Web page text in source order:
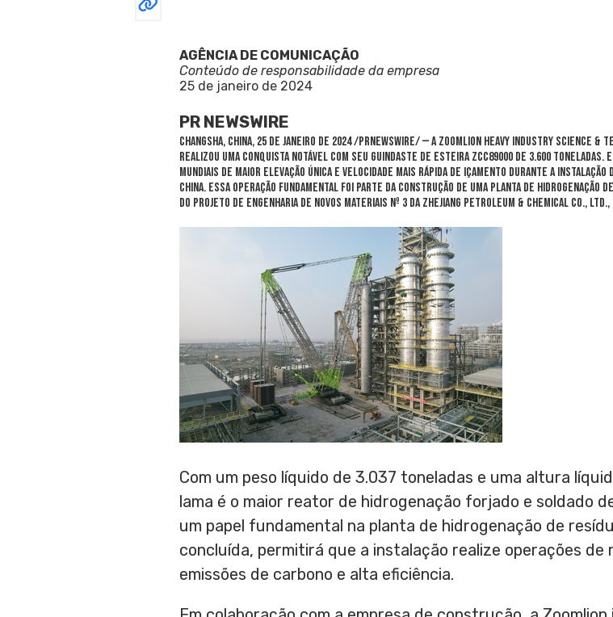
AGÊNCIA DE COMUNICAÇÃO
Conteúdo de responsabilidade da empresa
25 de janeiro de 2024
PR NEWSWIRE
CHANGSHA, China, 25 de janeiro de 2024/PRNewswire/ — A Zoomlion Heavy Industry Science &
realizou uma conquista notável com seu guindaste de esteira ZCC89000 de 3.600
mundiais de maior elevação única e velocidade mais rápida de içamento durante a
China. Essa operação fundamental foi parte da construção de uma planta de hidrogenação
do Projeto de Engenharia de Novos Materiais Nº 3 da Zhejiang Petroleum & Chemical Co.,
Com um peso líquido de 3.037 toneladas e uma altura
lama é o maior reator de hidrogenação forjado e soldado
um papel fundamental na planta de hidrogenação de
concluída, permitirá que a instalação realize operações de
emissões de carbono e alta eficiência.